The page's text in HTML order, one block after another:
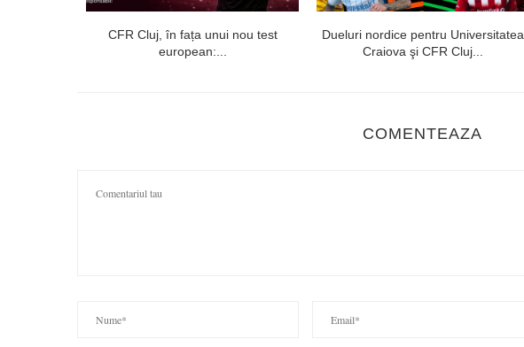
CFR Cluj, în fața unui nou test
european:...
Dueluri nordice pentru Universitatea
Craiova şi CFR Cluj...
COMENTEAZA